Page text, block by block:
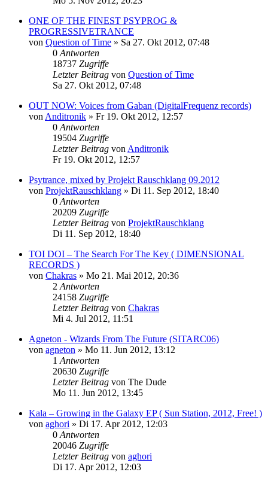
ONE OF THE FINEST PSYPROG &
PROGRESSIVETRANCE
von Question of Time » Sa 27. Okt 2012, 07:48
0 Antworten
18737 Zugriffe
Letzter Beitrag von Question of Time
Sa 27. Okt 2012, 07:48
OUT NOW: Voices from Gaban (DigitalFrequenz records)
von Anditronik » Fr 19. Okt 2012, 12:57
0 Antworten
19504 Zugriffe
Letzter Beitrag von Anditronik
Fr 19. Okt 2012, 12:57
Psytrance, mixed by Projekt Rauschklang 09.2012
von ProjektRauschklang » Di 11. Sep 2012, 18:40
0 Antworten
20209 Zugriffe
Letzter Beitrag von ProjektRauschklang
Di 11. Sep 2012, 18:40
TOI DOI – The Search For The Key ( DIMENSIONAL
RECORDS )
von Chakras » Mo 21. Mai 2012, 20:36
2 Antworten
24158 Zugriffe
Letzter Beitrag von Chakras
Mi 4. Jul 2012, 11:51
Agneton - Wizards From The Future (SITARC06)
von agneton » Mo 11. Jun 2012, 13:12
1 Antworten
20630 Zugriffe
Letzter Beitrag von The Dude
Mo 11. Jun 2012, 13:45
Kala – Growing in the Galaxy EP ( Sun Station, 2012, Free! )
von aghori » Di 17. Apr 2012, 12:03
0 Antworten
20046 Zugriffe
Letzter Beitrag von aghori
Di 17. Apr 2012, 12:03